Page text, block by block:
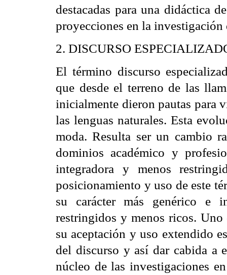
destacadas para una didáctica
proyecciones en la investigación
2. DISCURSO
El término discurso
que desde el terreno de las
inicialmente dieron pautas para
las lenguas naturales. Esta
moda. Resulta ser un cambio
dominios académico y
integradora y menos
posicionamiento y uso de este
su carácter más genérico e
restringidos y menos ricos.
su aceptación y uso extendido
del discurso y así dar cabida a
núcleo de las investigaciones